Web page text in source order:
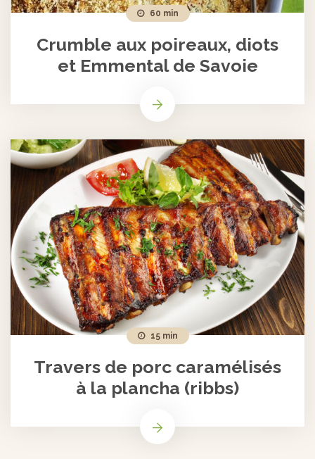
60 min
Crumble aux poireaux, diots
et Emmental de Savoie
15 min
Travers de porc caramélisés
à la plancha (ribbs)